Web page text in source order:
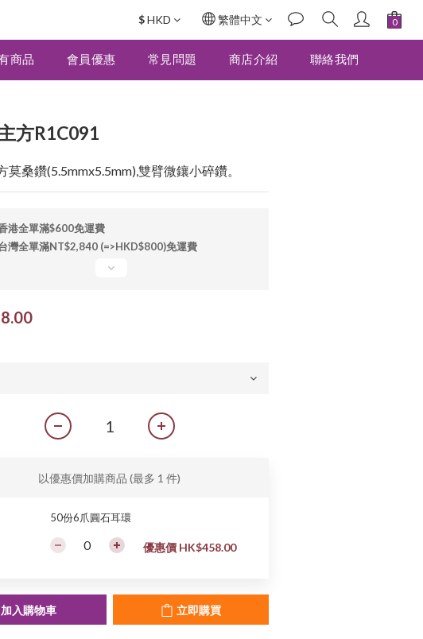
$HKD 繁體中文
商品 會員優惠 常見問題 商店介紹 聯絡我們
方R1C091
莫桑鑽(5.5mmx5.5mm),雙臂微鑲小碎鑽。
港全單滿$600免運費
灣全單滿NT$2,840 (=>HKD$800)免運費
以優惠價加購商品 (最多 1 件)
50份6爪圓石耳環
優惠價 HK$458.00
加入購物車 立即購買
立即購買